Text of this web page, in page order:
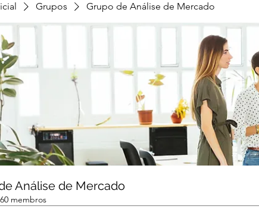
Grupos Grupo de Análise de Mercado
Análise de Mercado
membros